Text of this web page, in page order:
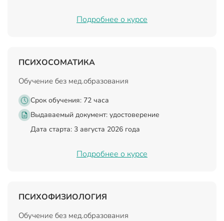
Подробнее о курсе
ПСИХОСОМАТИКА
Обучение без мед.образования
Срок обучения: 72 часа
Выдаваемый документ: удостоверение
Дата старта: 3 августа 2026 года
Подробнее о курсе
ПСИХОФИЗИОЛОГИЯ
Обучение без мед.образования